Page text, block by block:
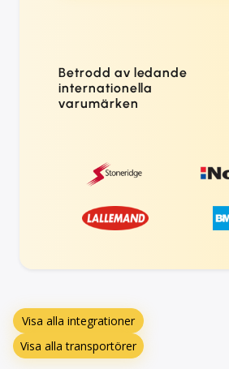
Betrodd av ledande
internationella
varumärken
Visa alla integrationer
Visa alla transportörer